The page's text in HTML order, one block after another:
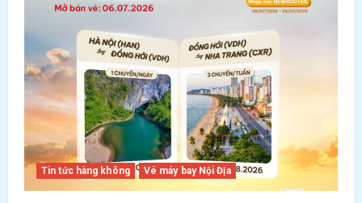
Tin tức hàng không Vé máy bay Nội Địa